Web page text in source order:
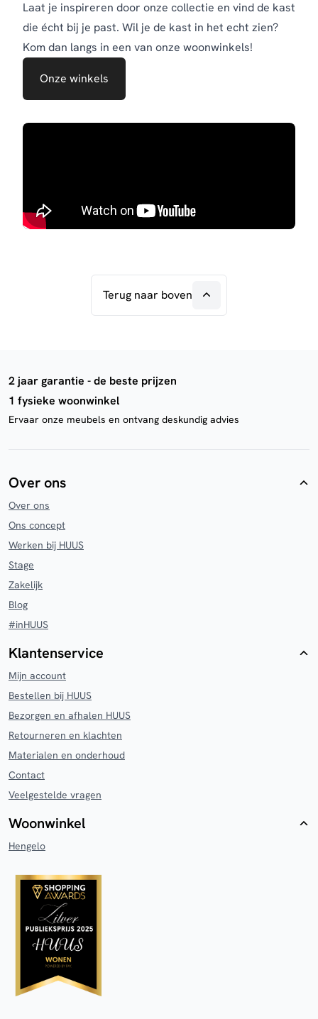
Laat je inspireren door onze collectie en vind de kast
die écht bij je past. Wil je de kast in het echt zien?
Kom dan langs in een van onze woonwinkels!
Onze winkels
Terug naar boven
2 jaar garantie - de beste prijzen
1 fysieke woonwinkel
Ervaar onze meubels en ontvang deskundig advies
Over ons
Over ons
Ons concept
Werken bij HUUS
Stage
Zakelijk
Blog
#inHUUS
Klantenservice
Mijn account
Bestellen bij HUUS
Bezorgen en afhalen HUUS
Retourneren en klachten
Materialen en onderhoud
Contact
Veelgestelde vragen
Woonwinkel
Hengelo